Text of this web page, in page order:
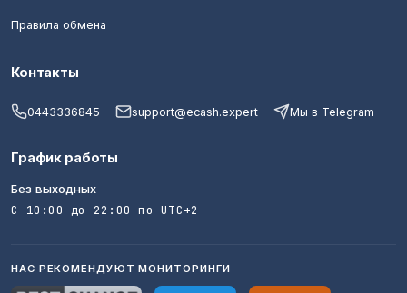
Правила обмена
Контакты
0443336845 support@ecash.expert Мы в Telegram
График работы
Без выходных
С 10:00 до 22:00 по UTC+2
НАС РЕКОМЕНДУЮТ МОНИТОРИНГИ